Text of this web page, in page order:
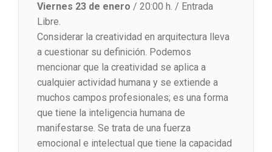
Viernes 23 de enero / 20:00 h. / Entrada
Libre.
Considerar la creatividad en arquitectura lleva
a cuestionar su definición. Podemos
mencionar que la creatividad se aplica a
cualquier actividad humana y se extiende a
muchos campos profesionales; es una forma
que tiene la inteligencia humana de
manifestarse. Se trata de una fuerza
emocional e intelectual que tiene la capacidad